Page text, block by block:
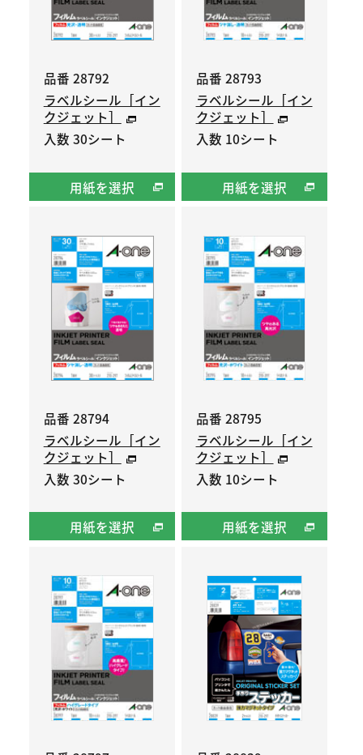
品番 28792
ラベルシール［イン
クジェット］
入数 30シート
用紙を選択
品番 28793
ラベルシール［イン
クジェット］
入数 10シート
用紙を選択
品番 28794
ラベルシール［イン
クジェット］
入数 30シート
用紙を選択
品番 28795
ラベルシール［イン
クジェット］
入数 10シート
用紙を選択